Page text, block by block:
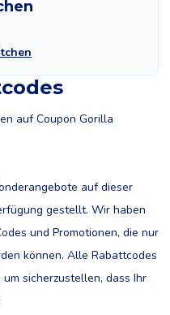
auf Coupon Gorilla
auf dieser
gestellt. Wir haben
und Promotionen, die nur
können. Alle Rabattcodes
sicherzustellen, dass Ihr